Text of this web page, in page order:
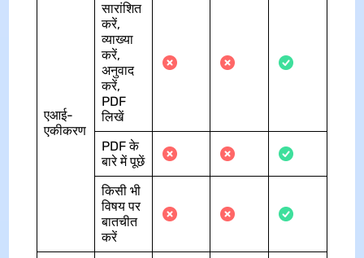
एआई-
एकीकरण
सारांशित
करें,
व्याख्या
करें,
अनुवाद
करें,
PDF
लिखें
PDF के
बारे में पूछें
किसी भी
विषय पर
बातचीत
करें